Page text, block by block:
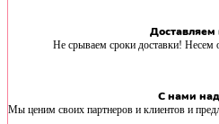
Доставляем
Не срываем сроки доставки! Несем
С нами
Мы ценим своих партнеров и клиентов и